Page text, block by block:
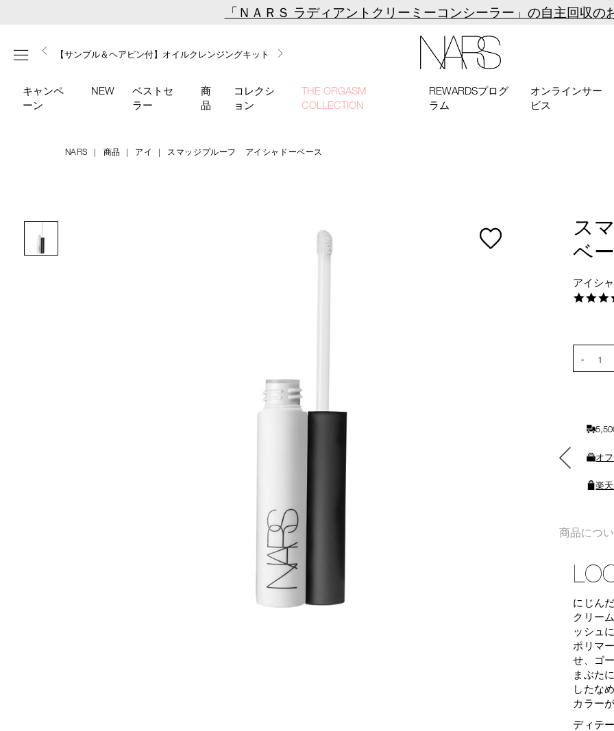
content
「ＮＡＲＳ ラディアントクリーミーコンシーラー」の自主回収の
メニュー
【ミニパフプレゼント】新リキッドブラッシュご購入でプ
レゼント
【はじめての購入はこちらから】新リキッドブラッシュス
ターターキット
【サンプル＆ヘアピン付】オイルクレンジングキット
【ギフトショッパープレゼント】カラーアイテムをあの人
へのプレゼントに
【ポーチ＆ブラッシュプレゼント】ORGASM CAMPAIGN
キャンペ
ーン
NEW
ベストセ
ラー
商
品
コレクシ
ョン
THE ORGASM
COLLECTION
REWARDSプログ
ラム
オンラインサー
ビス
NARS 商品 アイ スマッジプルーフ アイシャドーベース
eyeshadow-
base/4535683142212.html
4535683142212
ス
ベ
アイシ
- 1
素敵なギフトと交換できる
オ
楽
商品につ
にじん
クリー
ッシュ
ポリマ
せ、ゴ
まぶた
したな
カラー
ディテ